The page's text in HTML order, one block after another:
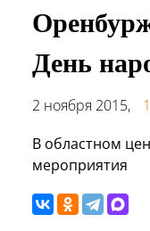
День
2 ноября 2015,
В областном
мероприятия